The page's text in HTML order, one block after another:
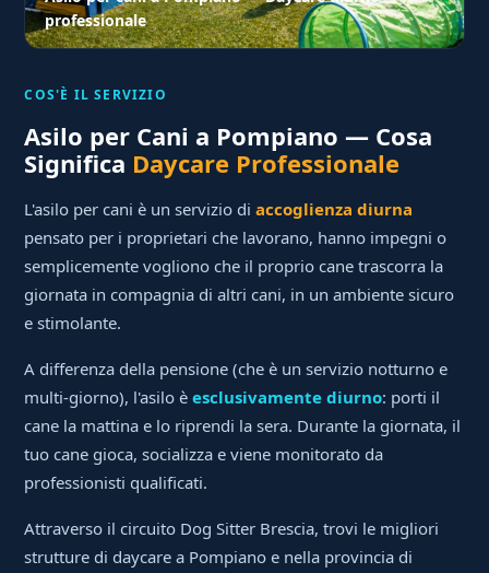
professionale
COS'È IL SERVIZIO
Asilo per Cani a Pompiano — Cosa
Significa Daycare Professionale
L'asilo per cani è un servizio diaccoglienza diurna
pensato per i proprietari che lavorano, hanno impegni o
semplicemente vogliono che il proprio cane trascorra la
giornata in compagnia di altri cani, in un ambiente sicuro
e stimolante.
A differenza della pensione (che è un servizio notturno e
multi-giorno), l'asilo èesclusivamente diurno: porti il
cane la mattina e lo riprendi la sera. Durante la giornata, il
tuo cane gioca, socializza e viene monitorato da
professionisti qualificati.
Attraverso il circuito Dog Sitter Brescia, trovi le migliori
strutture di daycare a Pompiano e nella provincia di